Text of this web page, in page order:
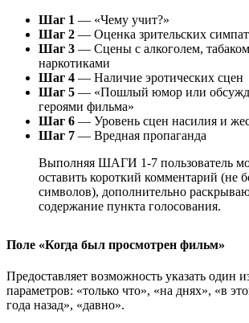
Шаг 1 — «Чему учит?»
Шаг 2 — Оценка зрительских
Шаг 3 — Сцены с алкоголем,
наркотиками
Шаг 4 — Наличие эротических сцен
Шаг 5 — «Пошлый юмор или
героями фильма»
Шаг 6 — Уровень сцен насилия и
Шаг 7 — Вредная пропаганда
Выполняя ШАГИ 1-7 пользователь
оставить короткий комментарий (не
символов), дополнительно
содержание пункта голосования.
Поле «Когда был просмотрен фильм»
Предоставляет возможность указать один
параметров: «только что», «на днях», «в
года назад», «давно».